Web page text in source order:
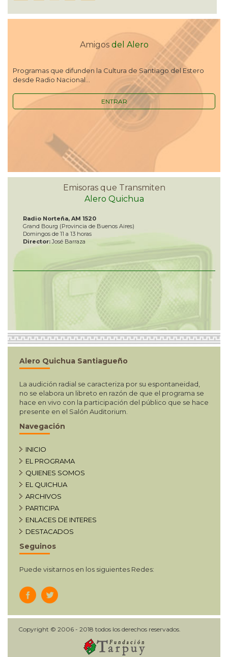
Amigos del Alero
Programas que difunden la Cultura de Santiago del Estero
desde Radio Nacional...
ENTRAR
Emisoras que Transmiten
Alero Quichua
Radio Norteña, AM 1520
Grand Bourg (Provincia de Buenos Aires)
Domingos de 11 a 13 horas
Director:José Barraza
Alero Quichua Santiagueño
La audición radial se caracteriza por su espontaneidad,
no se elabora un libreto en razón de que el programa se
hace en vivo con la participación del público que se hace
presente en el Salón Auditorium.
Navegación
INICIO
EL PROGRAMA
QUIENES SOMOS
EL QUICHUA
ARCHIVOS
PARTICIPA
ENLACES DE INTERES
DESTACADOS
Seguinos
Puede visitarnos en los siguientes Redes:
Copyright © 2006 - 2018 todos los derechos reservados.